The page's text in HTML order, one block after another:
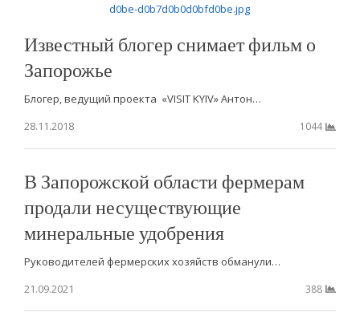
Известный блогер снимает фильм о
Запорожье
Блогер, ведущий проекта «VISIT KYIV» Антон…
28.11.2018
1044
В Запорожской области фермерам
продали несуществующие
минеральные удобрения
Руководителей фермерских хозяйств обманули…
21.09.2021
388